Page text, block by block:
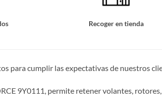
Recoger en tienda
para cumplir las expectativas de nuestros
9Y0111, permite retener volantes,